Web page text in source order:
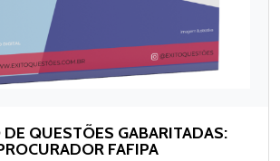
DE QUESTÕES GABARITADAS:
FAFIPA